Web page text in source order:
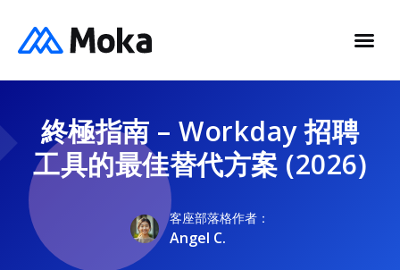
終極指南 – Workday 招聘
工具的最佳替代方案 (2026)
客座部落格作者：
Angel C.